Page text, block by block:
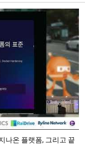
나온 플랫폼, 그리고 끝